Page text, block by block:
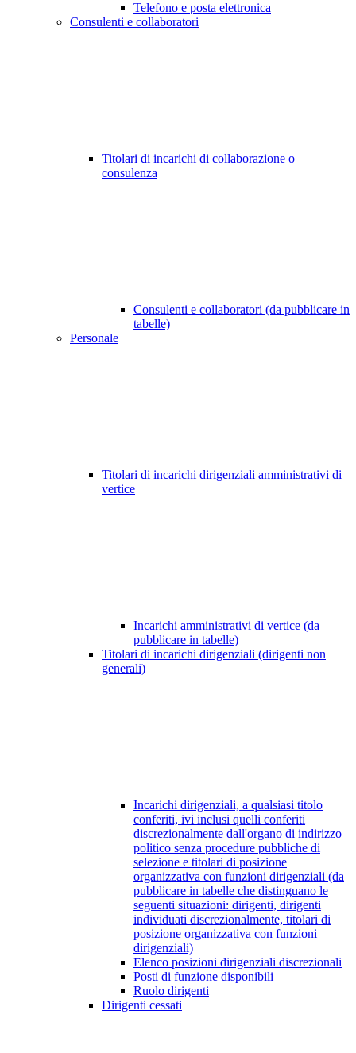
Telefono e posta elettronica
Consulenti e collaboratori
Titolari di incarichi di collaborazione o
consulenza
Consulenti e collaboratori (da pubblicare in
tabelle)
Personale
Titolari di incarichi dirigenziali amministrativi di
vertice
Incarichi amministrativi di vertice (da
pubblicare in tabelle)
Titolari di incarichi dirigenziali (dirigenti non
generali)
Incarichi dirigenziali, a qualsiasi titolo
conferiti, ivi inclusi quelli conferiti
discrezionalmente dall'organo di indirizzo
politico senza procedure pubbliche di
selezione e titolari di posizione
organizzativa con funzioni dirigenziali (da
pubblicare in tabelle che distinguano le
seguenti situazioni: dirigenti, dirigenti
individuati discrezionalmente, titolari di
posizione organizzativa con funzioni
dirigenziali)
Elenco posizioni dirigenziali discrezionali
Posti di funzione disponibili
Ruolo dirigenti
Dirigenti cessati